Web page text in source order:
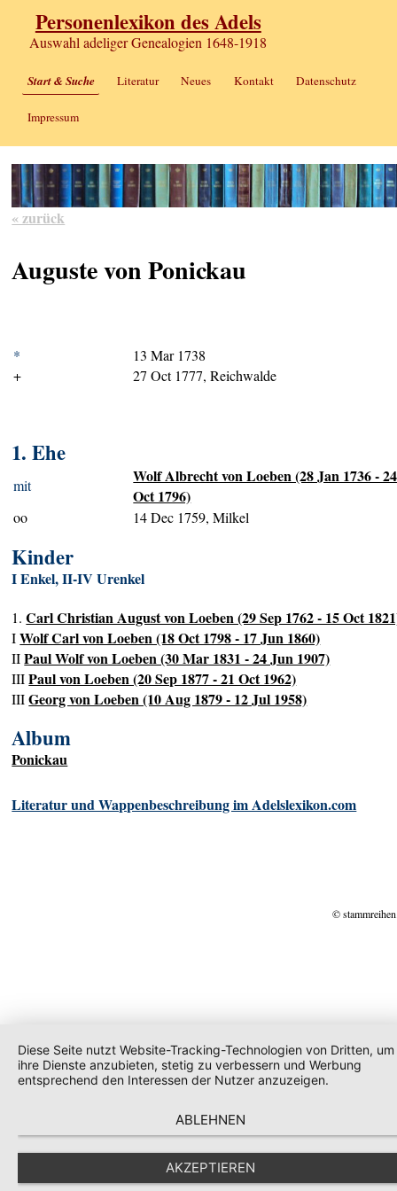
Personenlexikon des Adels
Auswahl adeliger Genealogien 1648-1918
Start & Suche Literatur Neues Kontakt Datenschutz
Impressum
« zurück
Auguste von Ponickau
*
13 Mar 1738
+
27 Oct 1777, Reichwalde
1. Ehe
mit
Wolf Albrecht von Loeben (28 Jan 1736 - 24
Oct 1796)
oo 14 Dec 1759, Milkel
Kinder
I Enkel, II-IV Urenkel
1.Carl Christian August von Loeben (29 Sep 1762 - 15 Oct
IWolf Carl von Loeben (18 Oct 1798 - 17 Jun 1860)
IIPaul Wolf von Loeben (30 Mar 1831 - 24 Jun 1907)
IIIPaul von Loeben (20 Sep 1877 - 21 Oct 1962)
IIIGeorg von Loeben (10 Aug 1879 - 12 Jul 1958)
Album
Ponickau
Literatur und Wappenbeschreibung im Adelslexikon.com
©
Diese Seite nutzt Website-Tracking-Technologien von Dritten, um
ihre Dienste anzubieten, stetig zu verbessern und Werbung
entsprechend den Interessen der Nutzer anzuzeigen.
ABLEHNEN
AKZEPTIEREN